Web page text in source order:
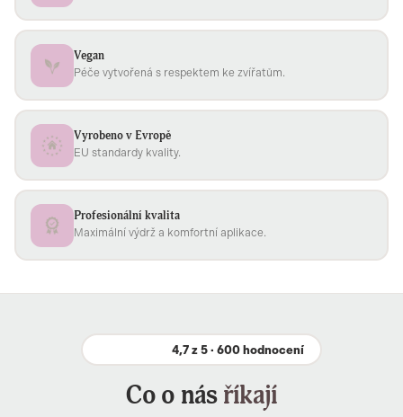
Vegan
Péče vytvořená s respektem ke zvířatům.
Vyrobeno v Evropě
EU standardy kvality.
Profesionální kvalita
Maximální výdrž a komfortní aplikace.
4,7 z 5 · 600 hodnocení
Co o násříkají